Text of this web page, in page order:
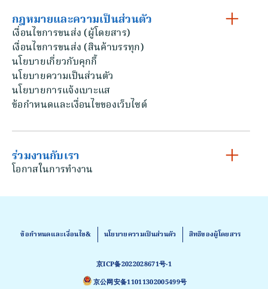
กฎหมายและความเป็นส่วนตัว
เงื่อนไขการขนส่ง (ผู้โดยสาร)
เงื่อนไขการขนส่ง (สินค้าบรรทุก)
นโยบายเกี่ยวกับคุกกี้
นโยบายความเป็นส่วนตัว
นโยบายการแจ้งเบาะแส
ข้อกําหนดและเงื่อนไขของเว็บไซต์
ร่วมงานกับเรา
โอกาสในการทํางาน
ข้อกําหนดและเงื่อนไข& นโยบายความเป็นส่วนตัว สิทธิของผู้โดยสาร
京ICP备2022028671号-1
京公网安备11011302005499号